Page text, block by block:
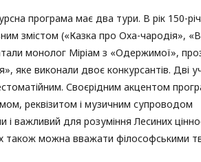
програма має два тури. В рік 150-
змістом («Казка про Оха-чародія»,
монолог Міріам з «Одержимої»,
виконали двоє конкурсантів. Дві
Своєрідним акцентом
реквізитом і музичним супроводом
і важливий для розуміння Лесиних
також можна вважати філософськими